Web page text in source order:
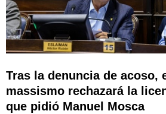
Tras la denuncia de acoso,
massismo rechazará la
que pidió Manuel Mosca